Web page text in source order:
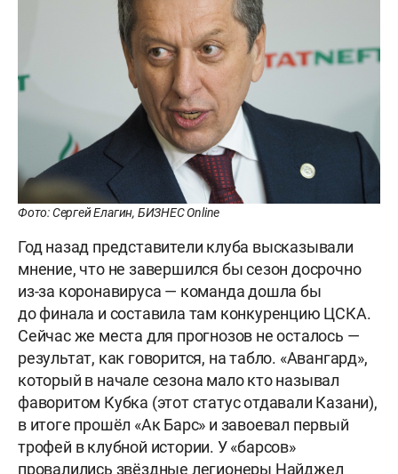
Фото: Сергей Елагин, БИЗНЕС Online
Год назад представители клуба высказывали
мнение, что не завершился бы сезон досрочно
из-за коронавируса — команда дошла бы
до финала и составила там конкуренцию ЦСКА.
Сейчас же места для прогнозов не осталось —
результат, как говорится, на табло. «Авангард»,
который в начале сезона мало кто называл
фаворитом Кубка (этот статус отдавали Казани),
в итоге прошёл «Ак Барс» и завоевал первый
трофей в клубной истории. У «барсов»
провалились звёздные легионеры Найджел